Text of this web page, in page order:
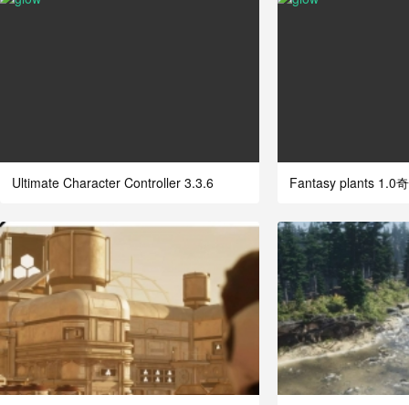
Ultimate Character Controller 3.3.6 Fantasy plants 1.0